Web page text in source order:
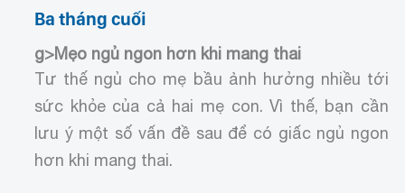
Ba tháng cuối
g>Mẹo ngủ ngon hơn khi mang thai
Tư thế ngủ cho mẹ bầu ảnh hưởng nhiều tới
sức khỏe của cả hai mẹ con. Vì thế, bạn cần
lưu ý một số vấn đề sau để có giấc ngủ ngon
hơn khi mang thai.